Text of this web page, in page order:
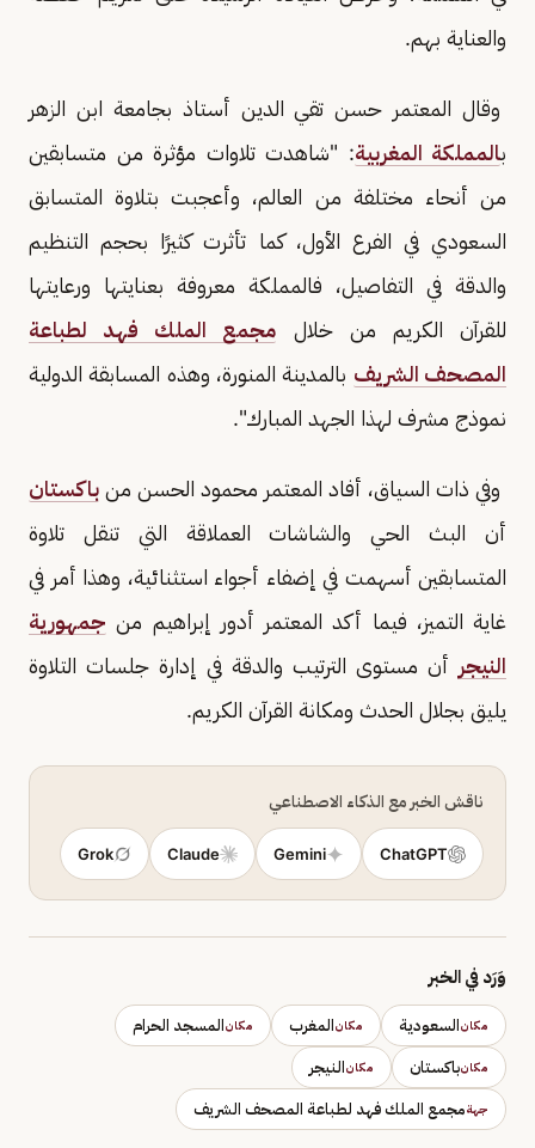
والعناية بهم.
وقال المعتمر حسن تقي الدين أستاذ بجامعة ابن الزهر
بالمملكة المغربية: "شاهدت تلاوات مؤثرة من متسابقين
من أنحاء مختلفة من العالم، وأعجبت بتلاوة المتسابق
السعودي في الفرع الأول، كما تأثرت كثيرًا بحجم التنظيم
والدقة في التفاصيل، فالمملكة معروفة بعنايتها ورعايتها
للقرآن الكريم من خلال مجمع الملك فهد لطباعة
المصحف الشريف بالمدينة المنورة، وهذه المسابقة الدولية
نموذج مشرف لهذا الجهد المبارك".
وفي ذات السياق، أفاد المعتمر محمود الحسن من باكستان
أن البث الحي والشاشات العملاقة التي تنقل تلاوة
المتسابقين أسهمت في إضفاء أجواء استثنائية، وهذا أمر في
غاية التميز، فيما أكد المعتمر أدور إبراهيم من جمهورية
النيجر أن مستوى الترتيب والدقة في إدارة جلسات التلاوة
يليق بجلال الحدث ومكانة القرآن الكريم.
ناقش الخبر مع الذكاء الاصطناعي
ChatGPT
Gemini
Claude
Grok
وَرَد في الخبر
مكانالسعودية مكانالمغرب مكانالمسجد الحرام
مكانباكستان مكانالنيجر
جهةمجمع الملك فهد لطباعة المصحف الشريف